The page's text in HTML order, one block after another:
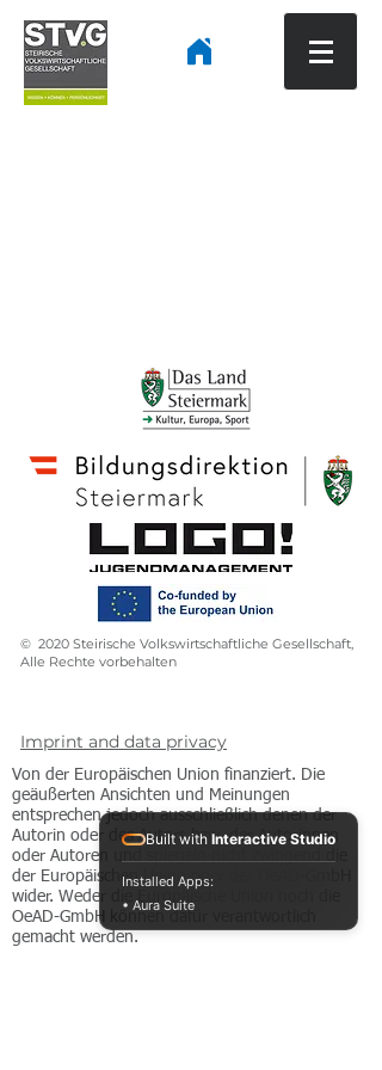
© 2020 Steirische Volkswirtschaftliche Gesellschaft,
Alle Rechte vorbehalten
Imprint and data privacy
Von der Europäischen Union finanziert. Die
geäußerten Ansichten und Meinungen
entsprechen jedoch ausschließlich denen der
Autorin oder des Autors bzw. der Autorinnen
oder Autoren und spiegeln nicht zwingend die
der Europäischen Union oder der OeAD-GmbH
wider. Weder die Europäische Union noch die
OeAD-GmbH können dafür verantwortlich
gemacht werden.
Built with Interactive Studio
Installed Apps:
• Aura Suite